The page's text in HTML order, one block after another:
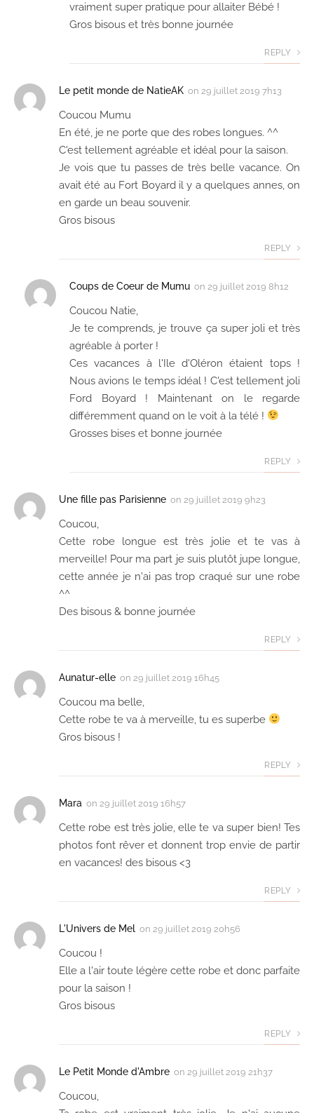
vraiment super pratique pour allaiter Bébé !
Gros bisous et très bonne journée
REPLY
Le petit monde de NatieAK on 29 juillet 2019 7h13
Coucou Mumu
En été, je ne porte que des robes longues. ^^
C'est tellement agréable et idéal pour la saison.
Je vois que tu passes de très belle vacance. On
avait été au Fort Boyard il y a quelques annes, on
en garde un beau souvenir.
Gros bisous
REPLY
Coups de Coeur de Mumu on 29 juillet 2019 8h12
Coucou Natie,
Je te comprends, je trouve ça super joli et très
agréable à porter !
Ces vacances à l'Ile d'Oléron étaient tops !
Nous avions le temps idéal ! C'est tellement joli
Ford Boyard ! Maintenant on le regarde
différemment quand on le voit à la télé !
Grosses bises et bonne journée
REPLY
Une fille pas Parisienne on 29 juillet 2019 9h23
Coucou,
Cette robe longue est très jolie et te vas à
merveille! Pour ma part je suis plutôt jupe longue,
cette année je n'ai pas trop craqué sur une robe
^^
Des bisous & bonne journée
REPLY
Aunatur-elle on 29 juillet 2019 16h45
Coucou ma belle,
Cette robe te va à merveille, tu es superbe
Gros bisous !
REPLY
Mara on 29 juillet 2019 16h57
Cette robe est très jolie, elle te va super bien! Tes
photos font rêver et donnent trop envie de partir
en vacances! des bisous <3
REPLY
L'Univers de Mel on 29 juillet 2019 20h56
Coucou !
Elle a l'air toute légère cette robe et donc parfaite
pour la saison !
Gros bisous
REPLY
Le Petit Monde d'Ambre on 29 juillet 2019 21h37
Coucou,